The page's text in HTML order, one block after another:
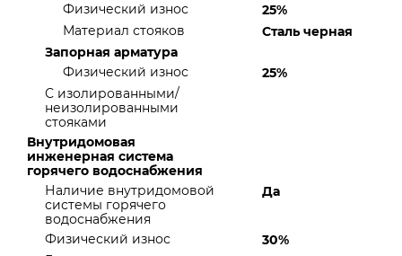
Физический износ
25%
Материал стояков
Сталь черная
Запорная арматура
Физический износ
25%
С изолированными/
неизолированными
стояками
Внутридомовая
инженерная система
горячего водоснабжения
Наличие внутридомовой
системы горячего
водоснабжения
Да
Физический износ
30%